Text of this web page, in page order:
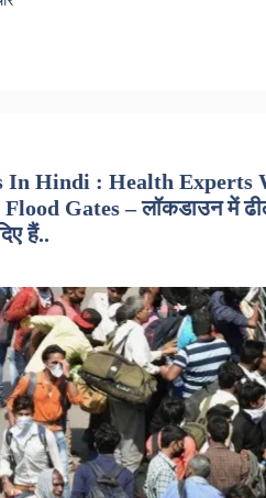
In Hindi : Health Experts
Gates – लॉकडाउन में
हैं..